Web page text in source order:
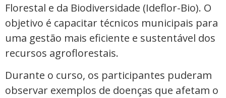
Florestal e da Biodiversidade (Ideflor-Bio). O
objetivo é capacitar técnicos municipais para
uma gestão mais eficiente e sustentável dos
recursos agroflorestais.
Durante o curso, os participantes puderam
observar exemplos de doenças que afetam o